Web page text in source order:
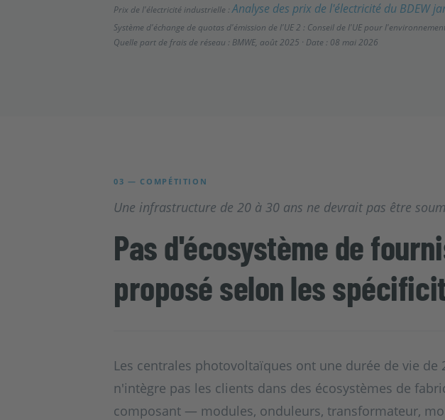
Prix de l'électricité industrielle :Analyse des prix de l'électricité du BDEW
Système d'échange de quotas d'émission de l'UE 2 : Conseil de l'UE pour
Quelle part de frais de réseau : BMWE, août 2025 · Date : 08 mai 2026
03 — COMPÉTITION
Une infrastructure de 20 à 30 ans ne devrait pas être
Pas d'écosystème de
proposé selon les
Les centrales photovoltaïques ont une durée de vie de
n'intègre pas les clients dans des écosystèmes de
composant — modules, onduleurs, transformateur,